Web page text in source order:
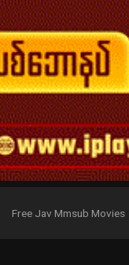
Free Jav Mmsub Movies